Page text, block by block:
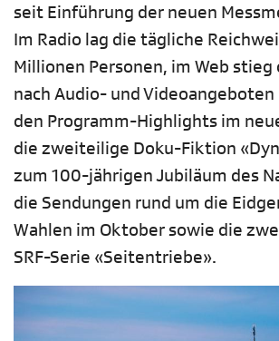
seit Einführung der neuen
Im Radio lag die tägliche
Millionen Personen, im Web stieg
nach Audio- und
den Programm-Highlights im
die zweiteilige Doku-Fiktion
zum 100-jährigen Jubiläum des
die Sendungen rund um die
Wahlen im Oktober sowie die
SRF-Serie «Seitentriebe».